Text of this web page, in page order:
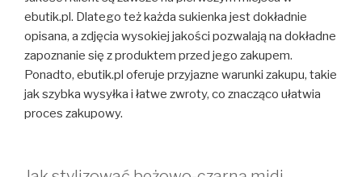
ebutik.pl. Dlatego też każda sukienka jest dokładnie
opisana, a zdjęcia wysokiej jakości pozwalają na dokładne
zapoznanie się z produktem przed jego zakupem.
Ponadto, ebutik.pl oferuje przyjazne warunki zakupu, takie
jak szybka wysyłka i łatwe zwroty, co znacząco ułatwia
proces zakupowy.